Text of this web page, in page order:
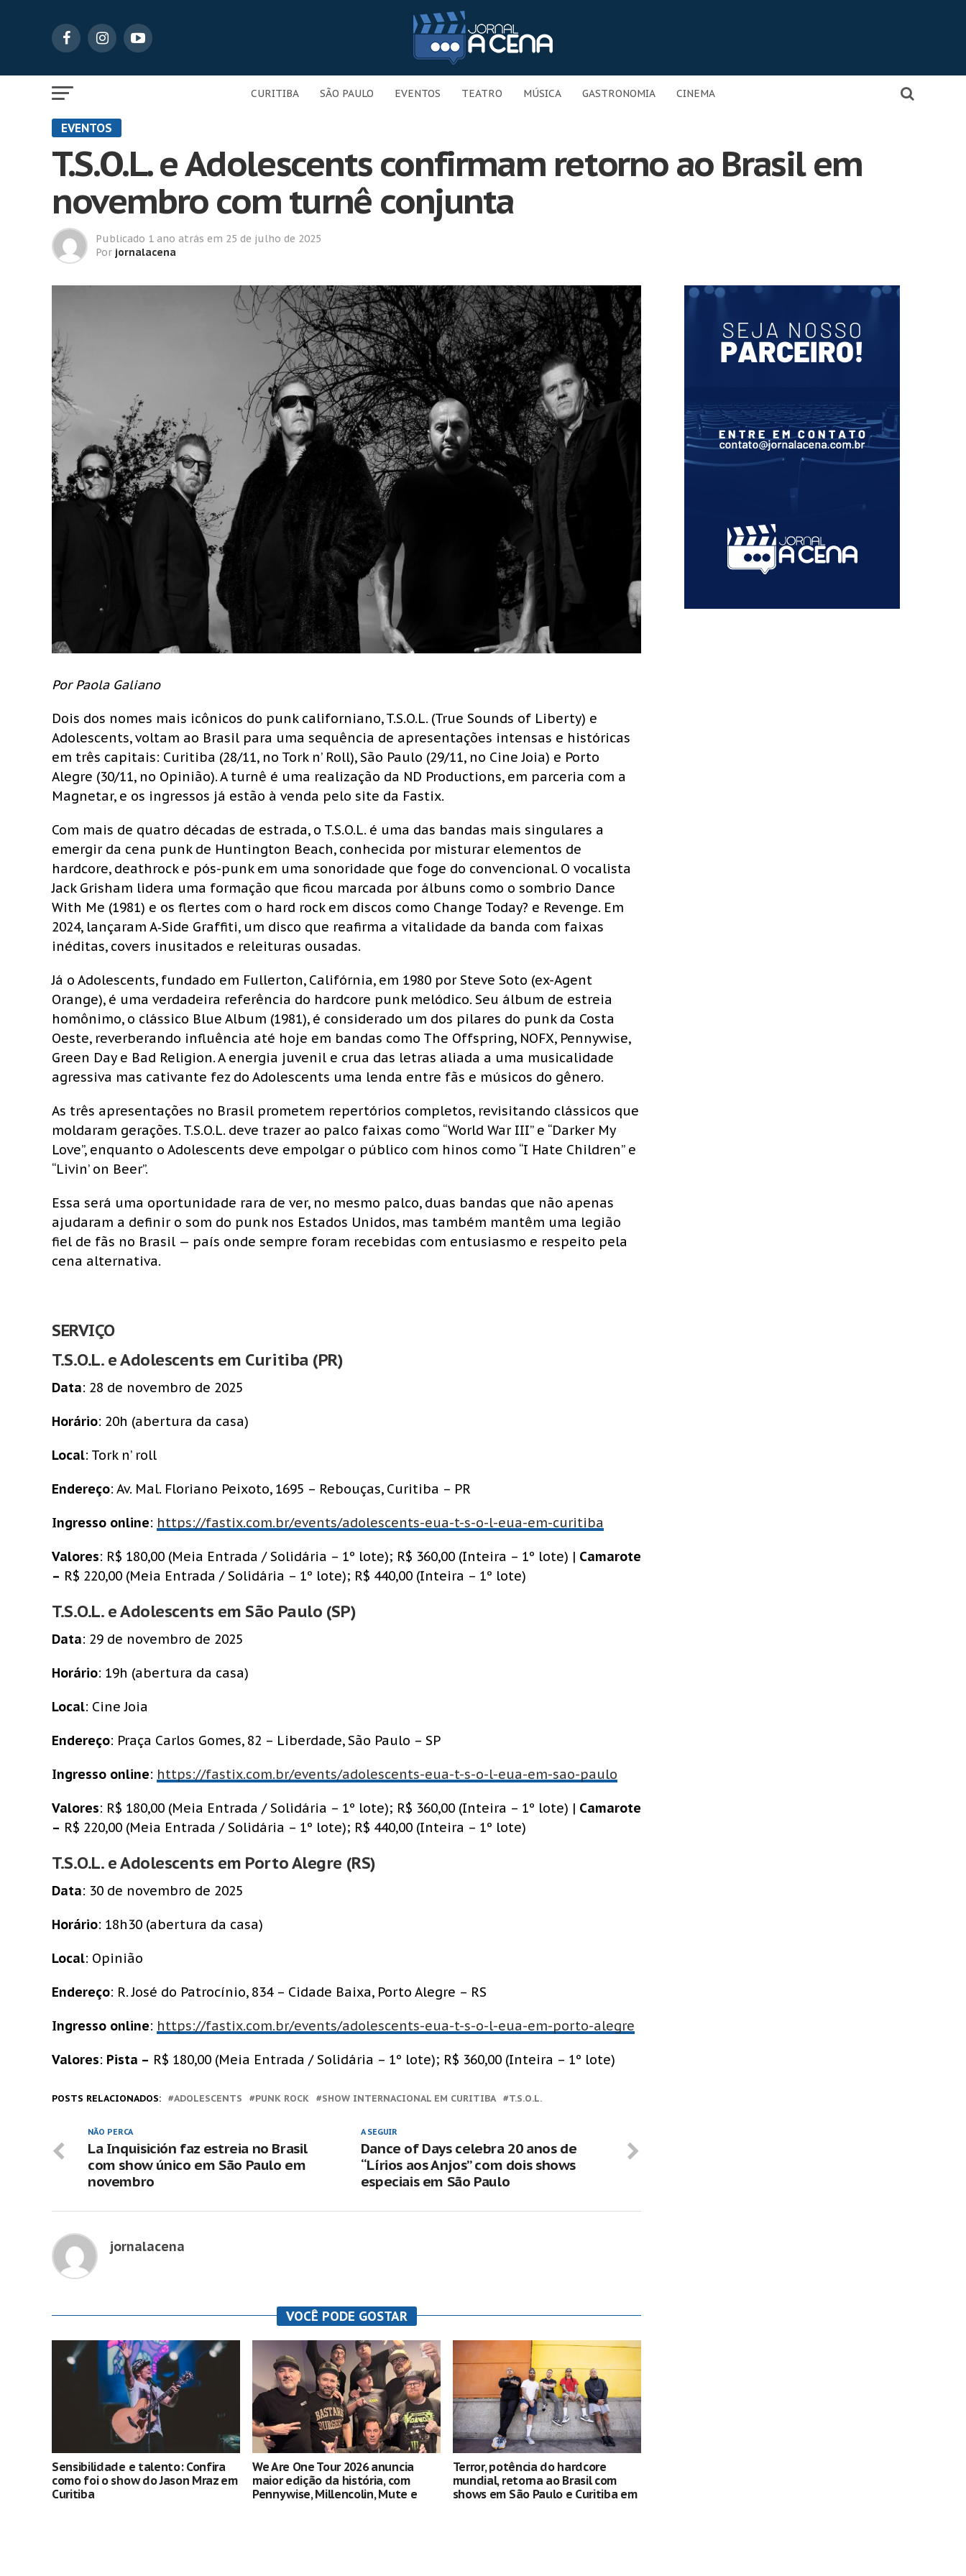
CURITIBA SÃO PAULO EVENTOS TEATRO MÚSICA GASTRONOMIA CINEMA
EVENTOS
T.S.O.L. e Adolescents confirmam retorno ao Brasil em
novembro com turnê conjunta
Publicado 1 ano atrás em 25 de julho de 2025
Por jornalacena
Por Paola Galiano
Dois dos nomes mais icônicos do punk californiano, T.S.O.L. (True Sounds of Liberty) e
Adolescents, voltam ao Brasil para uma sequência de apresentações intensas e históricas
em três capitais: Curitiba (28/11, no Tork n’ Roll), São Paulo (29/11, no Cine Joia) e Porto
Alegre (30/11, no Opinião). A turnê é uma realização da ND Productions, em parceria com a
Magnetar, e os ingressos já estão à venda pelo site da Fastix.
Com mais de quatro décadas de estrada, o T.S.O.L. é uma das bandas mais singulares a
emergir da cena punk de Huntington Beach, conhecida por misturar elementos de
hardcore, deathrock e pós-punk em uma sonoridade que foge do convencional. O vocalista
Jack Grisham lidera uma formação que ficou marcada por álbuns como o sombrio Dance
With Me (1981) e os flertes com o hard rock em discos como Change Today? e Revenge. Em
2024, lançaram A‑Side Graffiti, um disco que reafirma a vitalidade da banda com faixas
inéditas, covers inusitados e releituras ousadas.
Já o Adolescents, fundado em Fullerton, Califórnia, em 1980 por Steve Soto (ex-Agent
Orange), é uma verdadeira referência do hardcore punk melódico. Seu álbum de estreia
homônimo, o clássico Blue Album (1981), é considerado um dos pilares do punk da Costa
Oeste, reverberando influência até hoje em bandas como The Offspring, NOFX, Pennywise,
Green Day e Bad Religion. A energia juvenil e crua das letras aliada a uma musicalidade
agressiva mas cativante fez do Adolescents uma lenda entre fãs e músicos do gênero.
As três apresentações no Brasil prometem repertórios completos, revisitando clássicos que
moldaram gerações. T.S.O.L. deve trazer ao palco faixas como “World War III” e “Darker My
Love”, enquanto o Adolescents deve empolgar o público com hinos como “I Hate Children” e
“Livin’ on Beer”.
Essa será uma oportunidade rara de ver, no mesmo palco, duas bandas que não apenas
ajudaram a definir o som do punk nos Estados Unidos, mas também mantêm uma legião
fiel de fãs no Brasil — país onde sempre foram recebidas com entusiasmo e respeito pela
cena alternativa.
SERVIÇO
T.S.O.L. e Adolescents em Curitiba (PR)
Data: 28 de novembro de 2025
Horário: 20h (abertura da casa)
Local: Tork n’ roll
Endereço: Av. Mal. Floriano Peixoto, 1695 – Rebouças, Curitiba – PR
Ingresso online: https://fastix.com.br/events/adolescents-eua-t-s-o-l-eua-em-curitiba
Valores: R$ 180,00 (Meia Entrada / Solidária – 1º lote); R$ 360,00 (Inteira – 1º lote) | Camarote
– R$ 220,00 (Meia Entrada / Solidária – 1º lote); R$ 440,00 (Inteira – 1º lote)
T.S.O.L. e Adolescents em São Paulo (SP)
Data: 29 de novembro de 2025
Horário: 19h (abertura da casa)
Local: Cine Joia
Endereço: Praça Carlos Gomes, 82 – Liberdade, São Paulo – SP
Ingresso online: https://fastix.com.br/events/adolescents-eua-t-s-o-l-eua-em-sao-paulo
Valores: R$ 180,00 (Meia Entrada / Solidária – 1º lote); R$ 360,00 (Inteira – 1º lote) | Camarote
– R$ 220,00 (Meia Entrada / Solidária – 1º lote); R$ 440,00 (Inteira – 1º lote)
T.S.O.L. e Adolescents em Porto Alegre (RS)
Data: 30 de novembro de 2025
Horário: 18h30 (abertura da casa)
Local: Opinião
Endereço: R. José do Patrocínio, 834 – Cidade Baixa, Porto Alegre – RS
Ingresso online: https://fastix.com.br/events/adolescents-eua-t-s-o-l-eua-em-porto-alegre
Valores: Pista – R$ 180,00 (Meia Entrada / Solidária – 1º lote); R$ 360,00 (Inteira – 1º lote)
POSTS RELACIONADOS: ADOLESCENTS PUNK ROCK SHOW INTERNACIONAL EM CURITIBA T.S.O.L.
A SEGUIR
Dance of Days celebra 20 anos de
“Lírios aos Anjos” com dois shows
especiais em São Paulo
NÃO PERCA
La Inquisición faz estreia no Brasil
com show único em São Paulo em
novembro
jornalacena
VOCÊ PODE GOSTAR
Sensibilidade e talento: Confira
como foi o show do Jason Mraz em
Curitiba
We Are One Tour 2026 anuncia
maior edição da história, com
Pennywise, Millencolin, Mute e
Terror, potência do hardcore
mundial, retorna ao Brasil com
shows em São Paulo e Curitiba em